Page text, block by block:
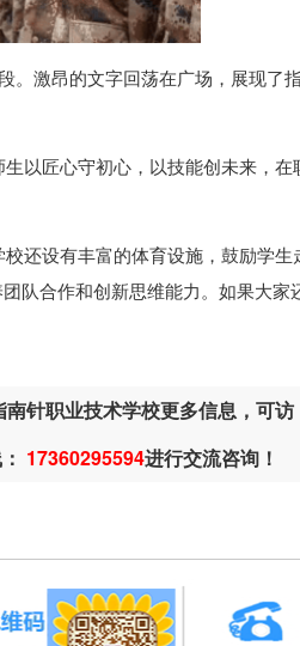
。激昂的文字回荡在广场，展现了
以匠心守初心，以技能创未来，在
还设有丰富的体育设施，鼓励学生
队合作和创新思维能力。如果大家
针职业技术学校更多信息，可访
17360295594进行交流咨询！